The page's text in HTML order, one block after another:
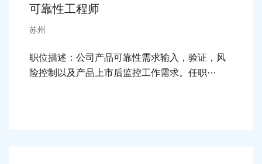
可靠性工程师
苏州
职位描述：公司产品可靠性需求输入，验证，风
险控制以及产品上市后监控工作需求。任职···